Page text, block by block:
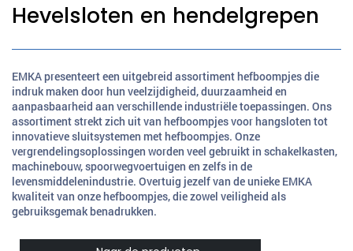
Hevelsloten en hendelgrepen
EMKA presenteert een uitgebreid assortiment hefboompjes die
indruk maken door hun veelzijdigheid, duurzaamheid en
aanpasbaarheid aan verschillende industriële toepassingen. Ons
assortiment strekt zich uit van hefboompjes voor hangsloten tot
innovatieve sluitsystemen met hefboompjes. Onze
vergrendelingsoplossingen worden veel gebruikt in schakelkasten,
machinebouw, spoorwegvoertuigen en zelfs in de
levensmiddelenindustrie. Overtuig jezelf van de unieke EMKA
kwaliteit van onze hefboompjes, die zowel veiligheid als
gebruiksgemak benadrukken.